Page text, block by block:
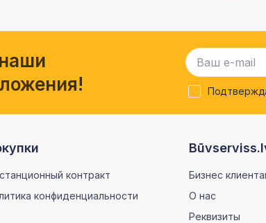
контракт
конфиденциальности
Бизнес
О нас
Реквизиты